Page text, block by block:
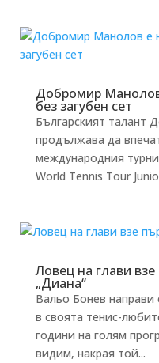
Добромир
без загубен сет
Българският талант
продължава да
международния
World Tennis Tour
Ловец на глави
„Диана“
Вальо Бонев направи
в своята тенис-
години на голям
видим, накрая той...